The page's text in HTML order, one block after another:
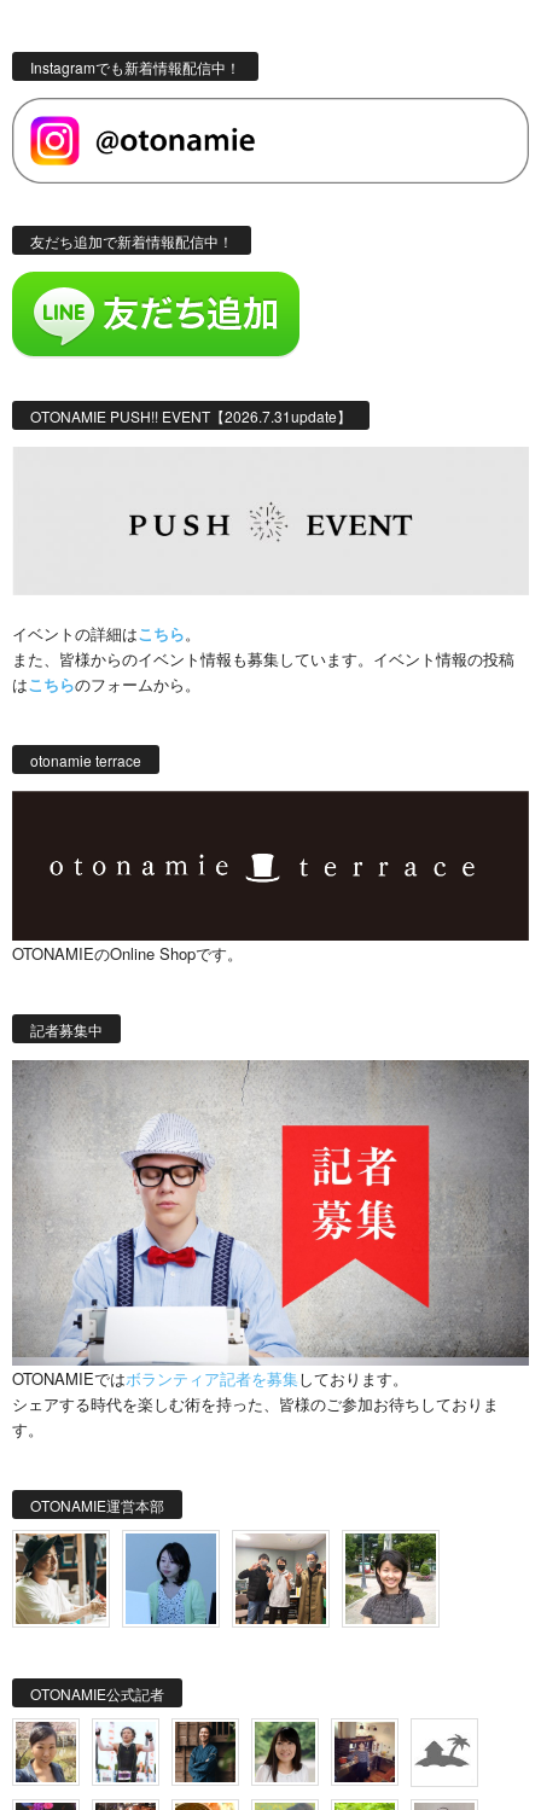
Instagramでも新着情報配信中！
友だち追加で新着情報配信中！
OTONAMIE PUSH!! EVENT【2026.7.31update】
イベントの詳細はこちら。
また、皆様からのイベント情報も募集しています。イベント情報の投稿
はこちらのフォームから。
otonamie terrace
OTONAMIEのOnline Shopです。
記者募集中
OTONAMIEではボランティア記者を募集しております。
シェアする時代を楽しむ術を持った、皆様のご参加お待ちしておりま
す。
OTONAMIE運営本部
OTONAMIE公式記者